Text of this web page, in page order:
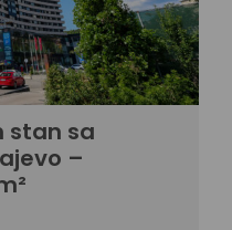
stan sa
–